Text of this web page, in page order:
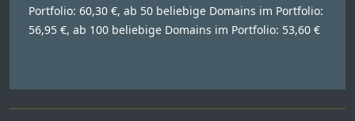
Portfolio: 60,30 €, ab 50 beliebige Domains im Portfolio:
56,95 €, ab 100 beliebige Domains im Portfolio: 53,60 €